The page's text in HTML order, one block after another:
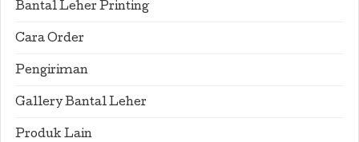
Bantal Leher Printing
Cara Order
Pengiriman
Gallery Bantal Leher
Produk Lain